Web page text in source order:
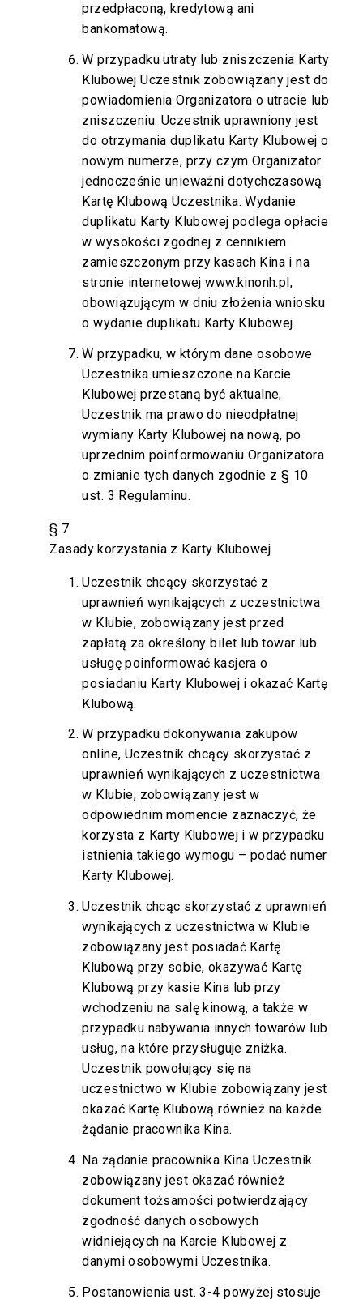
przedpłaconą, kredytową ani
bankomatową.
W przypadku utraty lub zniszczenia Karty
Klubowej Uczestnik zobowiązany jest do
powiadomienia Organizatora o utracie lub
zniszczeniu. Uczestnik uprawniony jest
do otrzymania duplikatu Karty Klubowej o
nowym numerze, przy czym Organizator
jednocześnie unieważni dotychczasową
Kartę Klubową Uczestnika. Wydanie
duplikatu Karty Klubowej podlega opłacie
w wysokości zgodnej z cennikiem
zamieszczonym przy kasach Kina i na
stronie internetowejwww.kinonh.pl,
obowiązującym w dniu złożenia wniosku
o wydanie duplikatu Karty Klubowej.
W przypadku, w którym dane osobowe
Uczestnika umieszczone na Karcie
Klubowej przestaną być aktualne,
Uczestnik ma prawo do nieodpłatnej
wymiany Karty Klubowej na nową, po
uprzednim poinformowaniu Organizatora
o zmianie tych danych zgodnie z § 10
ust. 3 Regulaminu.
§ 7
Zasady korzystania z Karty Klubowej
Uczestnik chcący skorzystać z
uprawnień wynikających z uczestnictwa
w Klubie, zobowiązany jest przed
zapłatą za określony bilet lub towar lub
usługę poinformować kasjera o
posiadaniu Karty Klubowej i okazać Kartę
Klubową.
W przypadku dokonywania zakupów
online, Uczestnik chcący skorzystać z
uprawnień wynikających z uczestnictwa
w Klubie, zobowiązany jest w
odpowiednim momencie zaznaczyć, że
korzysta z Karty Klubowej i w przypadku
istnienia takiego wymogu – podać numer
Karty Klubowej.
Uczestnik chcąc skorzystać z uprawnień
wynikających z uczestnictwa w Klubie
zobowiązany jest posiadać Kartę
Klubową przy sobie, okazywać Kartę
Klubową przy kasie Kina lub przy
wchodzeniu na salę kinową, a także w
przypadku nabywania innych towarów lub
usług, na które przysługuje zniżka.
Uczestnik powołujący się na
uczestnictwo w Klubie zobowiązany jest
okazać Kartę Klubową również na każde
żądanie pracownika Kina.
Na żądanie pracownika Kina Uczestnik
zobowiązany jest okazać również
dokument tożsamości potwierdzający
zgodność danych osobowych
widniejących na Karcie Klubowej z
danymi osobowymi Uczestnika.
Postanowienia ust. 3-4 powyżej stosuje